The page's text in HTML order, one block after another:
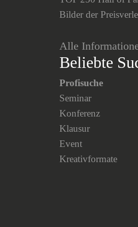
Bilder der
Alle
Beliebte
Profisuche
Seminar
Konferenz
Klausur
Event
Kreativformate